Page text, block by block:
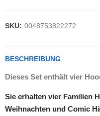
SKU: 0048753822272
BESCHREIBUNG
Dieses Set enthält vier
Sie erhalten vier Familien
Weihnachten und Comic